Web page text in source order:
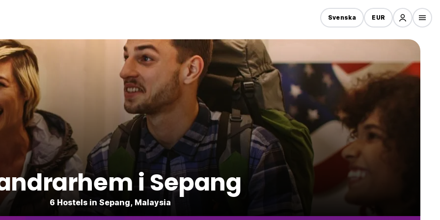
Svenska EUR
i Sepang
6 Hostels in Sepang, Malaysia